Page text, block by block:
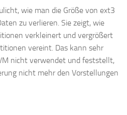
wie man die Größe von ext3
zu verlieren. Sie zeigt, wie
verkleinert und vergrößert
vereint. Das kann sehr
nicht verwendet und feststellt,
nicht mehr den Vorstellungen